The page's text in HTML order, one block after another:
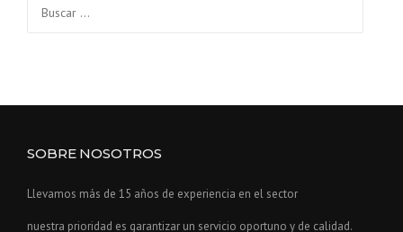
SOBRE NOSOTROS
Llevamos más de 15 años de experiencia en el sector
nuestra prioridad es garantizar un servicio oportuno y de calidad.